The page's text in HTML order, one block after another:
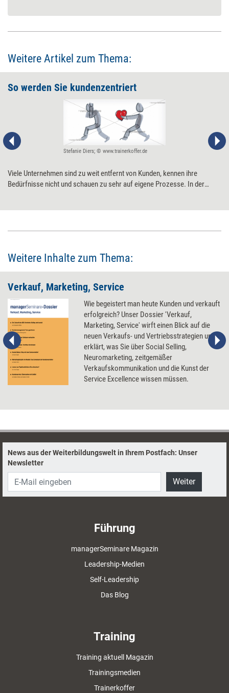
Weitere Artikel zum Thema:
So werden Sie ­kundenzentriert
Stefanie Diers; © www.trainerkoffer.de
Viele Unternehmen sind zu weit entfernt von Kunden, kennen ihre
Bedürfnisse nicht und schauen zu sehr auf eigene Prozesse. In der
Weitere Inhalte zum Thema:
Verkauf, Marketing, Service
Wie begeistert man heute Kunden und verkauft
erfolgreich? Unser Dossier 'Verkauf,
Marketing, Service' wirft einen Blick auf die
neuen Verkaufs- und Vertriebsstrategien und
erklärt, was Sie über Social Selling,
Neuromarketing, zeitgemäßer
Verkaufskommunikation und die Kunst der
Service Excellence wissen müssen.
News aus der Weiterbildungswelt in Ihrem Postfach: Unser
Newsletter
Weiter
Führung
managerSeminare Magazin
Leadership-Medien
Self-Leadership
Das Blog
Training
Training aktuell Magazin
Trainingsmedien
Trainerkoffer